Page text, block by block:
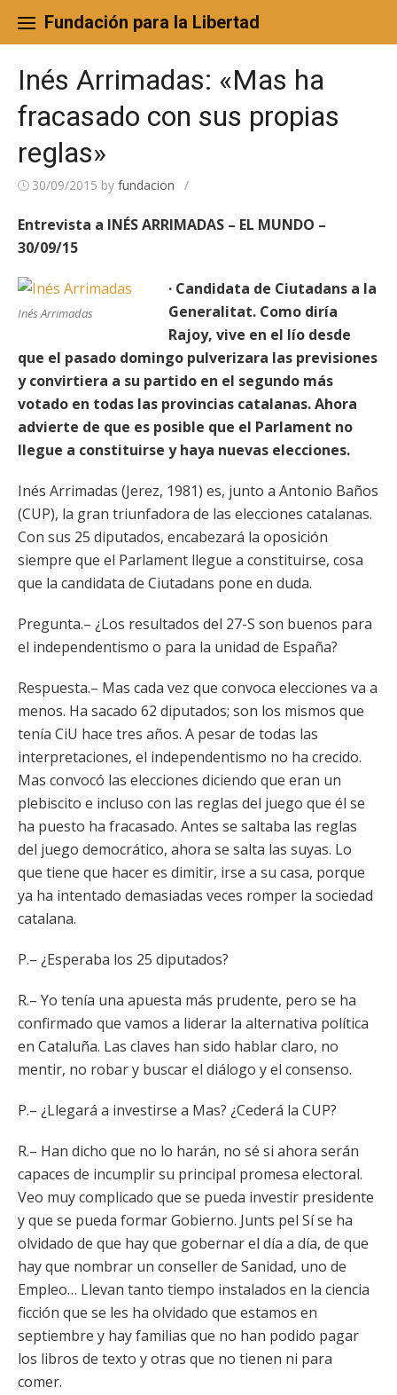
content
Fundación para la Libertad
Inés Arrimadas: «Mas ha
fracasado con sus propias
reglas»
30/09/2015 by fundacion /
Entrevista a INÉS ARRIMADAS – EL MUNDO –
30/09/15
Inés Arrimadas
· Candidata de Ciutadans a la
Generalitat. Como diría
Rajoy, vive en el lío desde
que el pasado domingo pulverizara las previsiones
y convirtiera a su partido en el segundo más
votado en todas las provincias catalanas. Ahora
advierte de que es posible que el Parlament no
llegue a constituirse y haya nuevas elecciones.
Inés Arrimadas (Jerez, 1981) es, junto a Antonio Baños
(CUP), la gran triunfadora de las elecciones catalanas.
Con sus 25 diputados, encabezará la oposición
siempre que el Parlament llegue a constituirse, cosa
que la candidata de Ciutadans pone en duda.
Pregunta.– ¿Los resultados del 27-S son buenos para
el independentismo o para la unidad de España?
Respuesta.– Mas cada vez que convoca elecciones va a
menos. Ha sacado 62 diputados; son los mismos que
tenía CiU hace tres años. A pesar de todas las
interpretaciones, el independentismo no ha crecido.
Mas convocó las elecciones diciendo que eran un
plebiscito e incluso con las reglas del juego que él se
ha puesto ha fracasado. Antes se saltaba las reglas
del juego democrático, ahora se salta las suyas. Lo
que tiene que hacer es dimitir, irse a su casa, porque
ya ha intentado demasiadas veces romper la sociedad
catalana.
P.– ¿Esperaba los 25 diputados?
R.– Yo tenía una apuesta más prudente, pero se ha
confirmado que vamos a liderar la alternativa política
en Cataluña. Las claves han sido hablar claro, no
mentir, no robar y buscar el diálogo y el consenso.
P.– ¿Llegará a investirse a Mas? ¿Cederá la CUP?
R.– Han dicho que no lo harán, no sé si ahora serán
capaces de incumplir su principal promesa electoral.
Veo muy complicado que se pueda investir presidente
y que se pueda formar Gobierno. Junts pel Sí se ha
olvidado de que hay que gobernar el día a día, de que
hay que nombrar un conseller de Sanidad, uno de
Empleo… Llevan tanto tiempo instalados en la ciencia
ficción que se les ha olvidado que estamos en
septiembre y hay familias que no han podido pagar
los libros de texto y otras que no tienen ni para
comer.